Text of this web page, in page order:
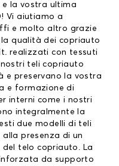
la vostra ultima
Vi aiutiamo a
e molto altro grazie
la qualità dei copriauto
realizzati con tessuti
teli copriauto
e preservano la vostra
e formazione di
interni come i nostri
integralmente la
due modelli di teli
presenza di un
telo copriauto. La
da supporto